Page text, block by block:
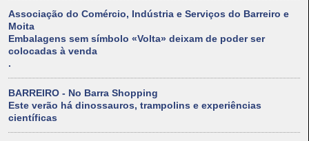
Associação do Comércio, Indústria e Serviços do Barreiro e
Moita
Embalagens sem símbolo «Volta» deixam de poder ser
colocadas à venda
.
BARREIRO - No Barra Shopping
Este verão há dinossauros, trampolins e experiências
científicas